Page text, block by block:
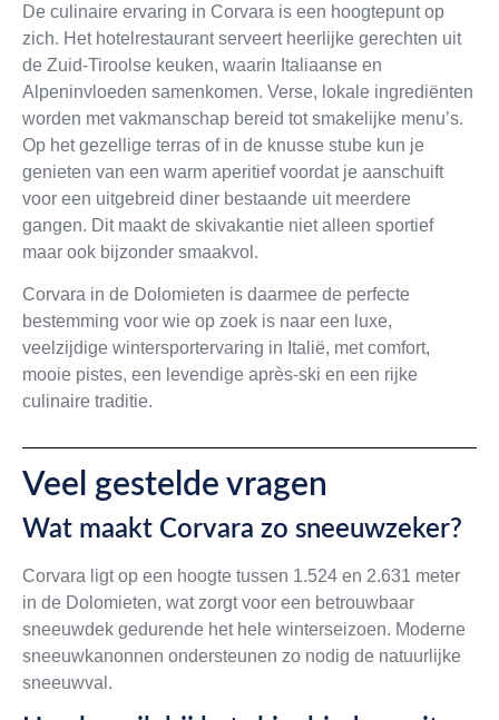
De culinaire ervaring in Corvara is een hoogtepunt op
zich. Het hotelrestaurant serveert heerlijke gerechten uit
de Zuid-Tiroolse keuken, waarin Italiaanse en
Alpeninvloeden samenkomen. Verse, lokale ingrediënten
worden met vakmanschap bereid tot smakelijke menu’s.
Op het gezellige terras of in de knusse stube kun je
genieten van een warm aperitief voordat je aanschuift
voor een uitgebreid diner bestaande uit meerdere
gangen. Dit maakt de skivakantie niet alleen sportief
maar ook bijzonder smaakvol.
Corvara in de Dolomieten is daarmee de perfecte
bestemming voor wie op zoek is naar een luxe,
veelzijdige wintersportervaring in Italië, met comfort,
mooie pistes, een levendige après-ski en een rijke
culinaire traditie.
Veel gestelde vragen
Wat maakt Corvara zo sneeuwzeker?
Corvara ligt op een hoogte tussen 1.524 en 2.631 meter
in de Dolomieten, wat zorgt voor een betrouwbaar
sneeuwdek gedurende het hele winterseizoen. Moderne
sneeuwkanonnen ondersteunen zo nodig de natuurlijke
sneeuwval.